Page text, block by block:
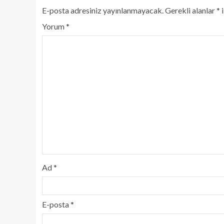
E-posta adresiniz yayınlanmayacak. Gerekli alanlar*
Yorum*
Ad*
E-posta*